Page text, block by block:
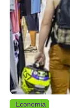
Economia